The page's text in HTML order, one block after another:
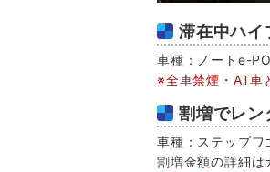
滞在中ハ
車種：ノートe-
※全車禁煙・AT車
割増でレン
車種：ステップ
割増金額の詳細は